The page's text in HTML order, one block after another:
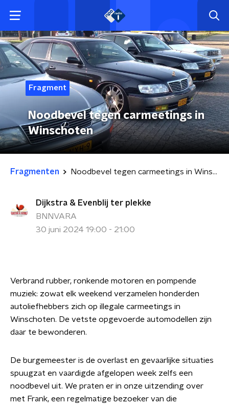
Fragment
Noodbevel tegen carmeetings in
Winschoten
Fragmenten Noodbevel tegen carmeetings in Winschoten
Dijkstra & Evenblij ter plekke
BNNVARA
30 juni 2024 19:00 - 21:00
Verbrand rubber, ronkende motoren en pompende
muziek: zowat elk weekend verzamelen honderden
autoliefhebbers zich op illegale carmeetings in
Winschoten. De vetste opgevoerde automodellen zijn
daar te bewonderen.
De burgemeester is de overlast en gevaarlijke situaties
spuugzat en vaardigde afgelopen week zelfs een
noodbevel uit. We praten er in onze uitzending over
met Frank, een regelmatige bezoeker van die